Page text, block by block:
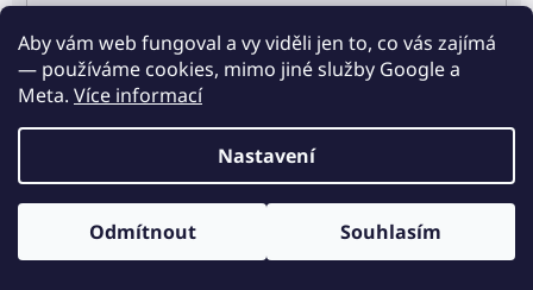
Aby vám web fungoval a vy viděli jen to, co vás zajímá
— používáme cookies, mimo jiné služby Google a
Meta. Více informací
Nastavení
Odmítnout Souhlasím
Iva Procházková 1
Ivan Renč 1
Odběr novinek